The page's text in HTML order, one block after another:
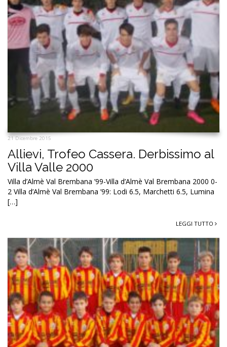
21 Dicembre 2015
Allievi, Trofeo Cassera. Derbissimo al
Villa Valle 2000
Villa d’Almè Val Brembana ’99-Villa d’Almè Val Brembana 2000 0-
2 Villa d’Almè Val Brembana ’99: Lodi 6.5, Marchetti 6.5, Lumina
[…]
LEGGI TUTTO